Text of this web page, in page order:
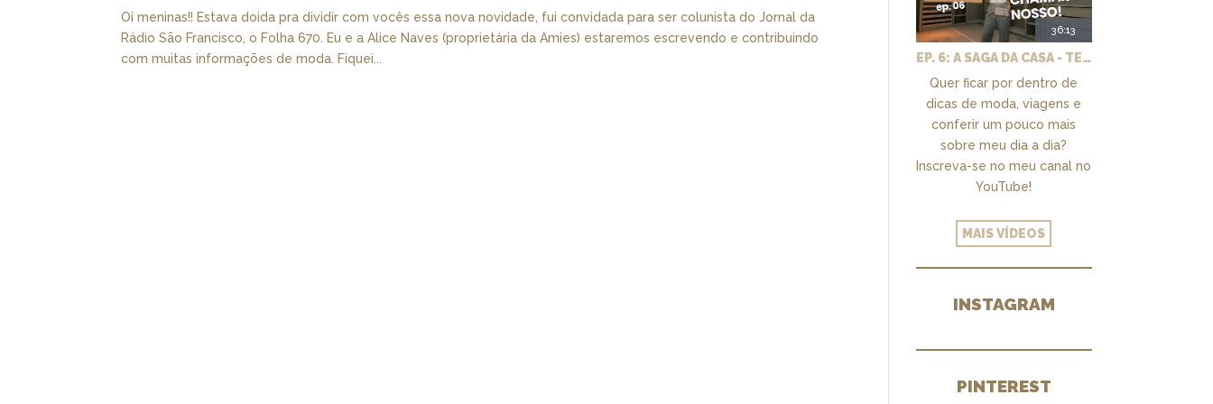
Oi meninas!! Estava doida pra dividir com vocês essa nova novidade, fui convidada para ser colunista do Jornal da
Rádio São Francisco, o Folha 670. Eu e a Alice Naves (proprietária da Amies) estaremos escrevendo e contribuindo
com muitas informações de moda. Fiquei...
36:13
EP. 6: A SAGA DA CASA - TEMOS UM CLOSET PRA CHAMAR DE NOSSO + MARCENARIA E PAISAGISMO
Quer ficar por dentro de
dicas de moda, viagens e
conferir um pouco mais
sobre meu dia a dia?
Inscreva-se no meu canal no
YouTube!
MAIS VÍDEOS
INSTAGRAM
PINTEREST